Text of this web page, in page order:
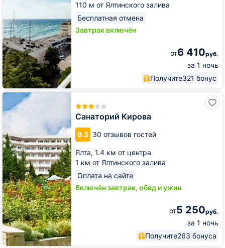
110 м от Ялтинского залива
Бесплатная отмена
Завтрак включён
от6 410руб.
за 1 ночь
Получите321 бонус
Санаторий Кирова
9.3 30 отзывов гостей
Ялта, 1.4 км от центра
1 км от Ялтинского залива
Оплата на сайте
Включён завтрак, обед и ужин
от5 250руб.
за 1 ночь
Получите263 бонуса
Санаторий
Кирова